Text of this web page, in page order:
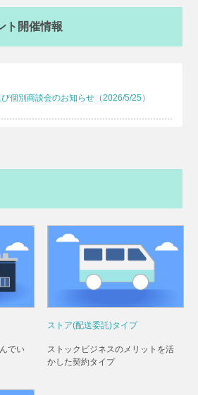
ト開催情報
個別商談会のお知らせ（2026/5/25）
でい
ストア(配送委託)タイプ
ストックビジネスのメリットを活
かした契約タイプ